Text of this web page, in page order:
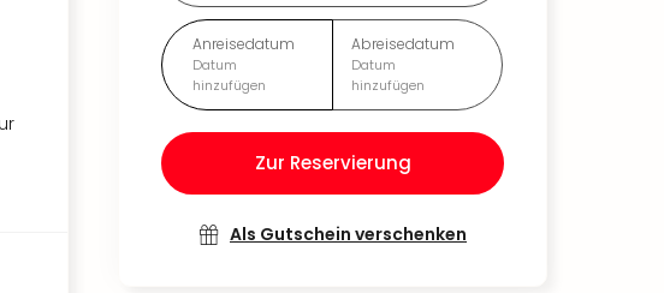
Anreisedatum
Datum
hinzufügen
Abreisedatum
Datum
hinzufügen
Zur Reservierung
Als Gutschein verschenken